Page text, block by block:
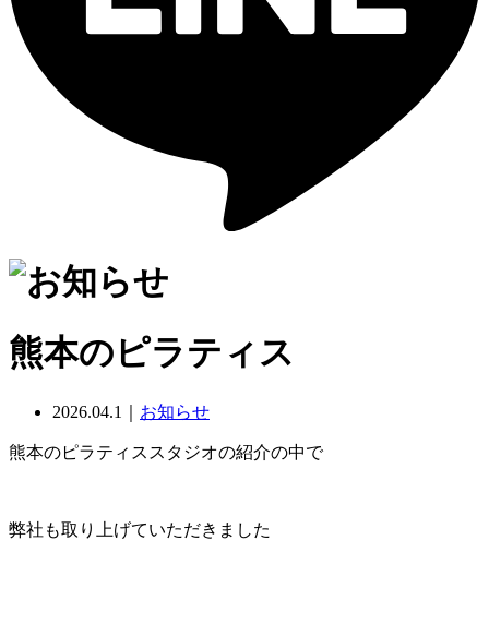
熊本のピラティス
2026.04.1｜ お知らせ
熊本のピラティススタジオの紹介の中で
弊社も取り上げていただきました